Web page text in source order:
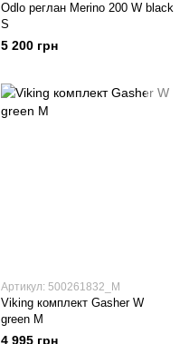
Odlo реглан Merino 200 W black
S
5 200 грн
Артикул: 500261832_M
Viking комплект Gasher W
green M
4 995 грн